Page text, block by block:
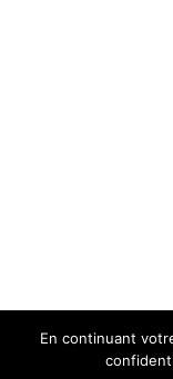
En continuant